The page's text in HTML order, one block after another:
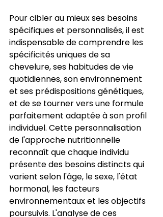
Pour cibler au mieux ses besoins
spécifiques et personnalisés, il est
indispensable de comprendre les
spécificités uniques de sa
chevelure, ses habitudes de vie
quotidiennes, son environnement
et ses prédispositions génétiques,
et de se tourner vers une formule
parfaitement adaptée à son profil
individuel. Cette personnalisation
de l'approche nutritionnelle
reconnaît que chaque individu
présente des besoins distincts qui
varient selon l'âge, le sexe, l'état
hormonal, les facteurs
environnementaux et les objectifs
poursuivis. L'analyse de ces